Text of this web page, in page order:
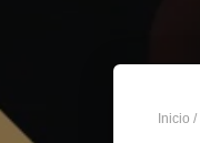
Inicio /